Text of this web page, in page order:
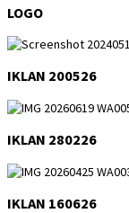
LOGO
IKLAN 200526
IKLAN 280226
IKLAN 160626